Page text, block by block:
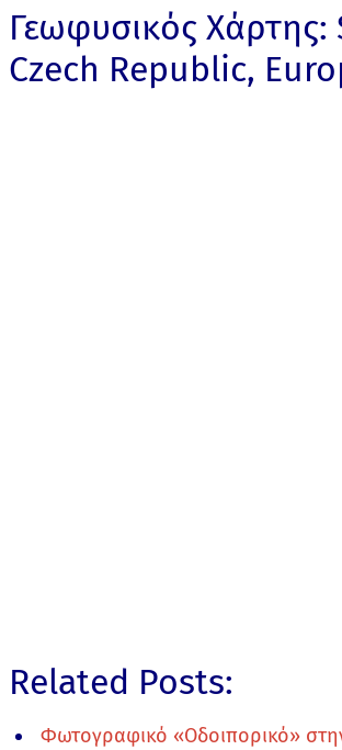
Γεωφυσικός Χάρτης:
Czech Republic,
Related Posts:
Φωτογραφικό «Οδοιπορικό»